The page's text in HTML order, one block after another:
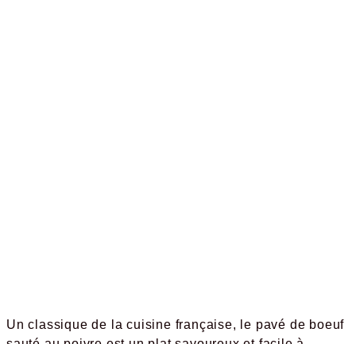
Un classique de la cuisine française, le pavé de boeuf